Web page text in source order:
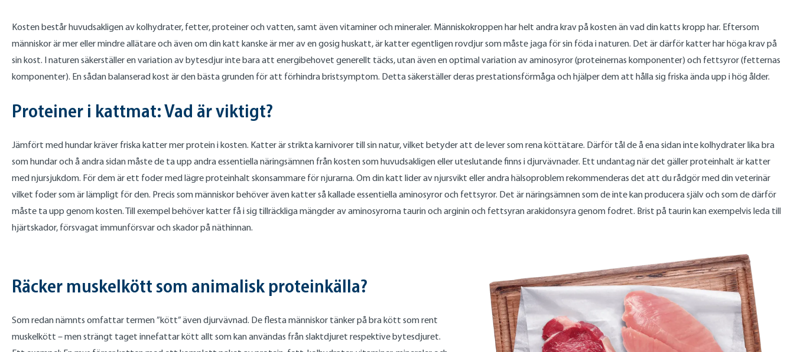
Kosten består huvudsakligen av kolhydrater, fetter, proteiner och vatten, samt även vitaminer och mineraler. Människokroppen har helt andra krav på kosten än vad din katts kropp har. Eftersom
människor är mer eller mindre allätare och även om din katt kanske är mer av en gosig huskatt, är katter egentligen rovdjur som måste jaga för sin föda i naturen. Det är därför katter har höga krav på
sin kost. I naturen säkerställer en variation av bytesdjur inte bara att energibehovet generellt täcks, utan även en optimal variation av aminosyror (proteinernas komponenter) och fettsyror (fetternas
komponenter). En sådan balanserad kost är den bästa grunden för att förhindra bristsymptom. Detta säkerställer deras prestationsförmåga och hjälper dem att hålla sig friska ända upp i hög ålder.
Proteiner i kattmat: Vad är viktigt?
Jämfört med hundar kräver friska katter mer protein i kosten. Katter är strikta karnivorer till sin natur, vilket betyder att de lever som rena köttätare. Därför tål de å ena sidan inte kolhydrater lika bra
som hundar och å andra sidan måste de ta upp andra essentiella näringsämnen från kosten som huvudsakligen eller uteslutande finns i djurvävnader. Ett undantag när det gäller proteinhalt är katter
med njursjukdom. För dem är ett foder med lägre proteinhalt skonsammare för njurarna. Om din katt lider av njursvikt eller andra hälsoproblem rekommenderas det att du rådgör med din veterinär
vilket foder som är lämpligt för den. Precis som människor behöver även katter så kallade essentiella aminosyror och fettsyror. Det är näringsämnen som de inte kan producera själv och som de därför
måste ta upp genom kosten. Till exempel behöver katter få i sig tillräckliga mängder av aminosyrorna taurin och arginin och fettsyran arakidonsyra genom fodret. Brist på taurin kan exempelvis leda till
hjärtskador, försvagat immunförsvar och skador på näthinnan.
Räcker muskelkött som animalisk proteinkälla?
Som redan nämnts omfattar termen ”kött” även djurvävnad. De flesta människor tänker på bra kött som rent
muskelkött – men strängt taget innefattar kött allt som kan användas från slaktdjuret respektive bytesdjuret.